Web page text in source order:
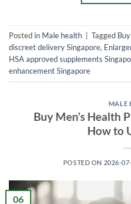
Posted in Male health Tagged
discreet delivery Singapore,
HSA approved supplements
enhancement Singapore
MALE
Buy Men’s Health
How to
POSTED ON 2026-
06